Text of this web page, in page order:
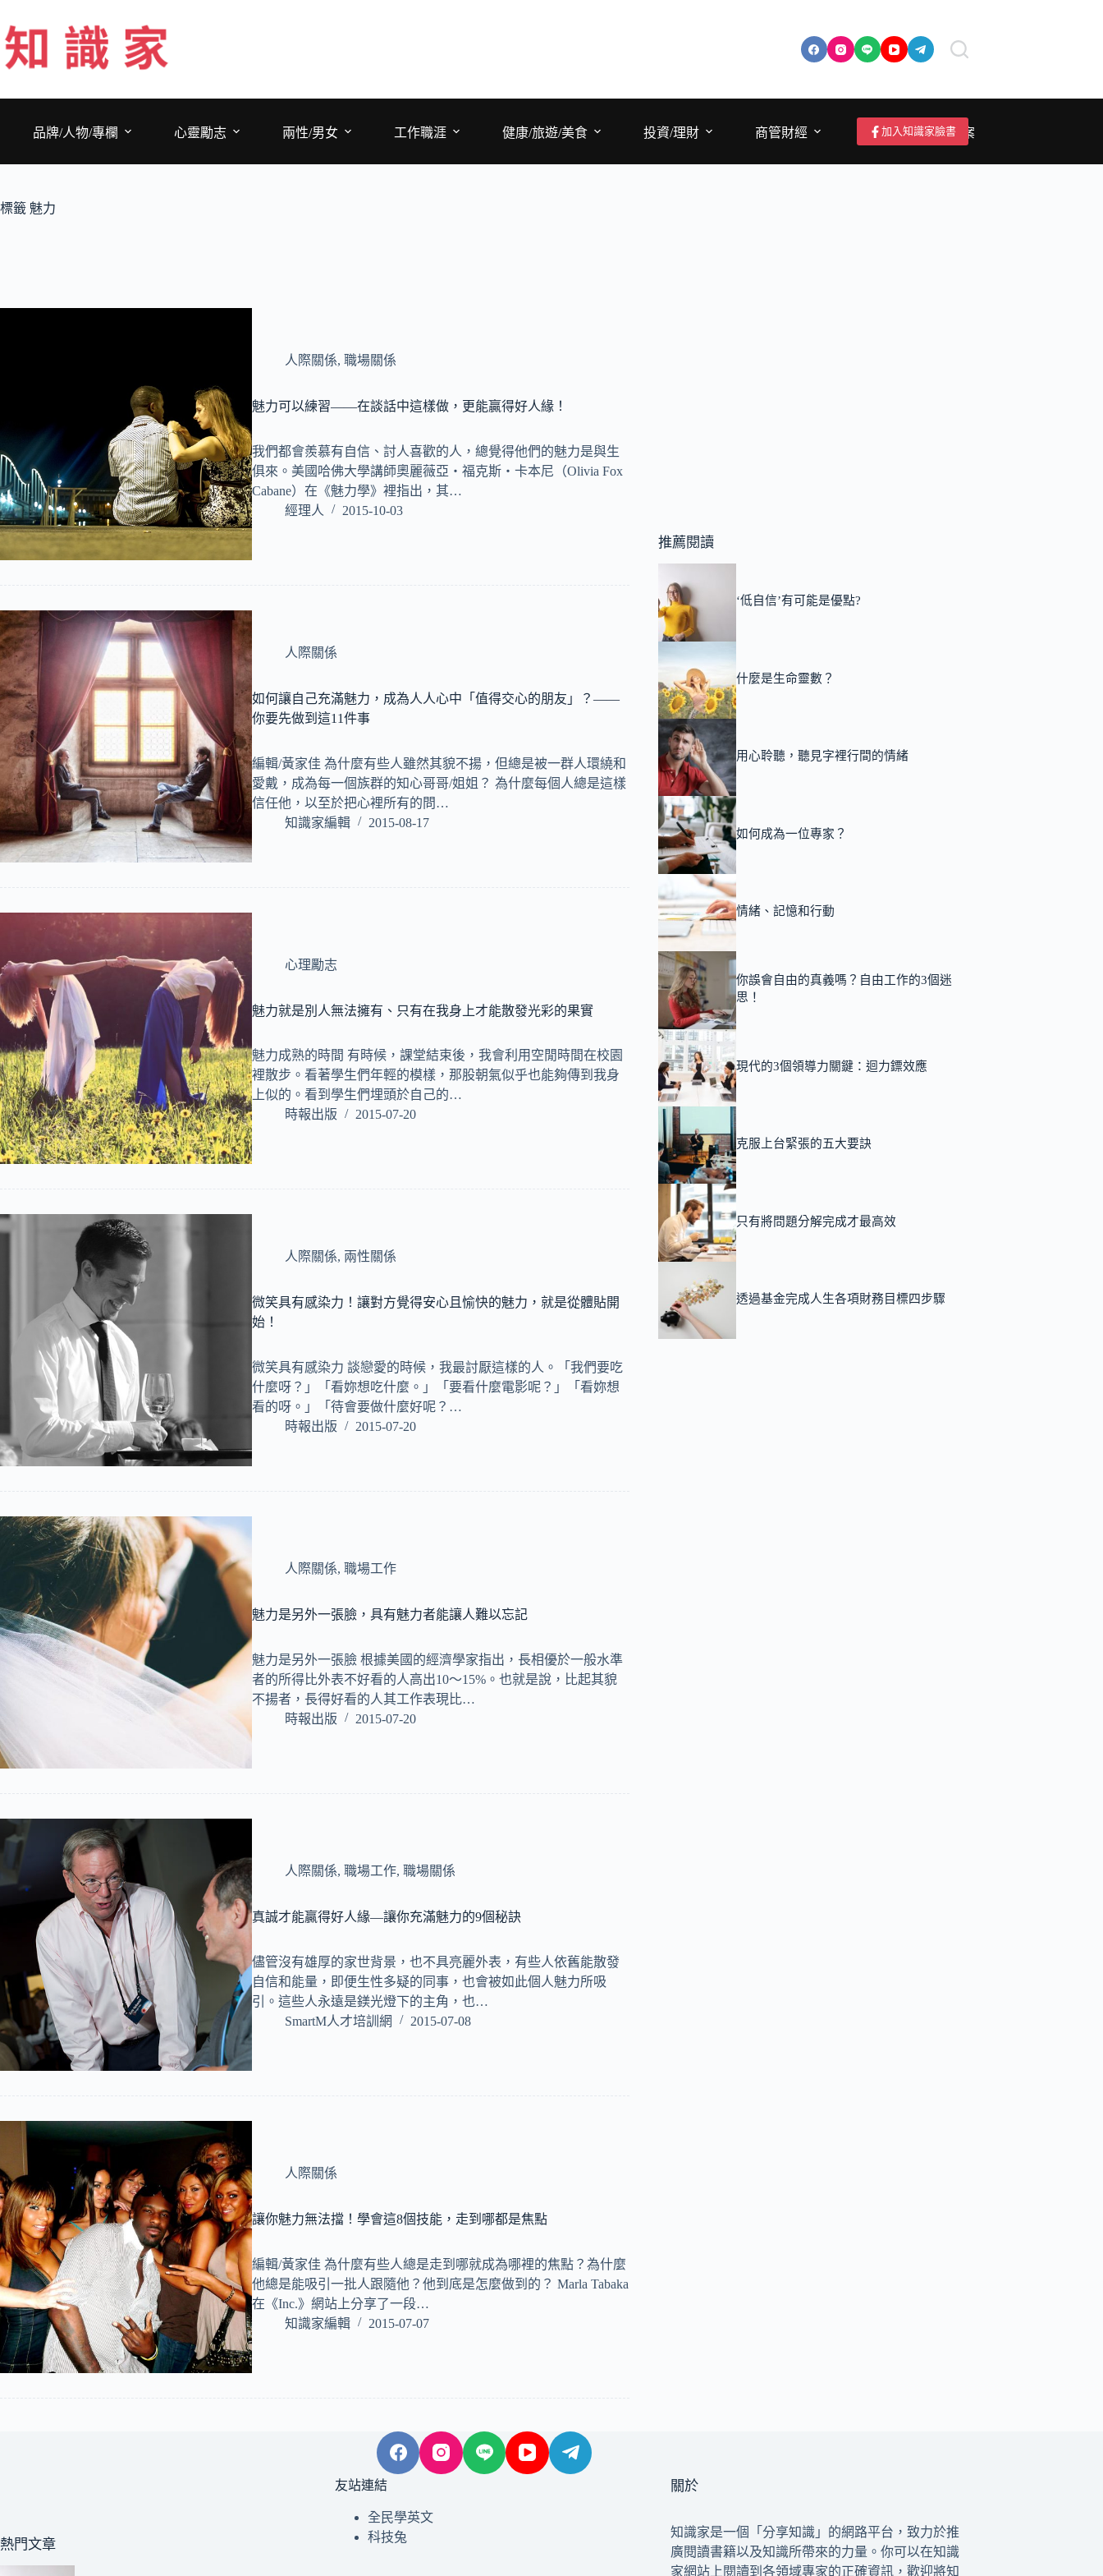
至
主
要
品牌/人物/專欄
心靈勵志 兩性/男女 工作職涯 健康/旅遊/美食 投資/理財 商管財經 成為作者/投稿/提案
加入知識家臉書
標籤 魅力
人際關係, 職場關係
魅力可以練習——在談話中這樣做，更能贏得好人緣！
我們都會羨慕有自信、討人喜歡的人，總覺得他們的魅力是與生
俱來。美國哈佛大學講師奧麗薇亞‧福克斯‧卡本尼（Olivia Fox
Cabane）在《魅力學》裡指出，其…
經理人
2015-10-03
人際關係
如何讓自己充滿魅力，成為人人心中「值得交心的朋友」？——
你要先做到這11件事
編輯/黃家佳 為什麼有些人雖然其貌不揚，但總是被一群人環繞和
愛戴，成為每一個族群的知心哥哥/姐姐？ 為什麼每個人總是這樣
信任他，以至於把心裡所有的問…
知識家編輯
2015-08-17
心理勵志
魅力就是別人無法擁有、只有在我身上才能散發光彩的果實
魅力成熟的時間 有時候，課堂結束後，我會利用空閒時間在校園
裡散步。看著學生們年輕的模樣，那股朝氣似乎也能夠傳到我身
上似的。看到學生們埋頭於自己的…
時報出版
2015-07-20
人際關係, 兩性關係
微笑具有感染力！讓對方覺得安心且愉快的魅力，就是從體貼開
始！
微笑具有感染力 談戀愛的時候，我最討厭這樣的人。「我們要吃
什麼呀？」「看妳想吃什麼。」「要看什麼電影呢？」「看妳想
看的呀。」「待會要做什麼好呢？…
時報出版
2015-07-20
人際關係, 職場工作
魅力是另外一張臉，具有魅力者能讓人難以忘記
魅力是另外一張臉 根據美國的經濟學家指出，長相優於一般水準
者的所得比外表不好看的人高出10～15%。也就是說，比起其貌
不揚者，長得好看的人其工作表現比…
時報出版
2015-07-20
人際關係, 職場工作, 職場關係
真誠才能贏得好人緣—讓你充滿魅力的9個秘訣
儘管沒有雄厚的家世背景，也不具亮麗外表，有些人依舊能散發
自信和能量，即便生性多疑的同事，也會被如此個人魅力所吸
引。這些人永遠是鎂光燈下的主角，也…
SmartM人才培訓網
2015-07-08
人際關係
讓你魅力無法擋！學會這8個技能，走到哪都是焦點
編輯/黃家佳 為什麼有些人總是走到哪就成為哪裡的焦點？為什麼
他總是能吸引一批人跟隨他？他到底是怎麼做到的？ Marla Tabaka
在《Inc.》網站上分享了一段…
知識家編輯
2015-07-07
推薦閱讀
‘低自信’有可能是優點?
什麼是生命靈數？
用心聆聽，聽見字裡行間的情緒
如何成為一位專家？
情緒、記憶和行動
你誤會自由的真義嗎？自由工作的3個迷
思！
現代的3個領導力關鍵：迴力鏢效應
克服上台緊張的五大要訣
只有將問題分解完成才最高效
透過基金完成人生各項財務目標四步驟
熱門文章
友站連結
全民學英文
科技兔
關於
知識家是一個「分享知識」的網路平台，致力於推
廣閱讀書籍以及知識所帶來的力量。你可以在知識
家網站上閱讀到各領域專家的正確資訊，歡迎將知